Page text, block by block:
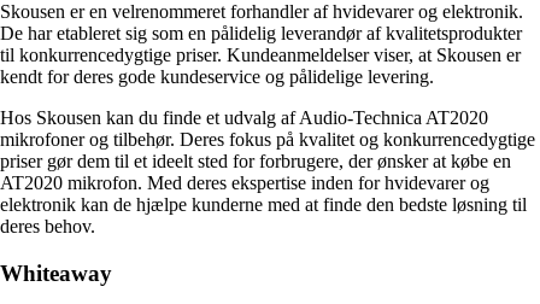
Skousen er en velrenommeret forhandler af hvidevarer og elektronik.
De har etableret sig som en pålidelig leverandør af kvalitetsprodukter
til konkurrencedygtige priser. Kundeanmeldelser viser, at Skousen er
kendt for deres gode kundeservice og pålidelige levering.
Hos Skousen kan du finde et udvalg af Audio-Technica AT2020
mikrofoner og tilbehør. Deres fokus på kvalitet og konkurrencedygtige
priser gør dem til et ideelt sted for forbrugere, der ønsker at købe en
AT2020 mikrofon. Med deres ekspertise inden for hvidevarer og
elektronik kan de hjælpe kunderne med at finde den bedste løsning til
deres behov.
Whiteaway